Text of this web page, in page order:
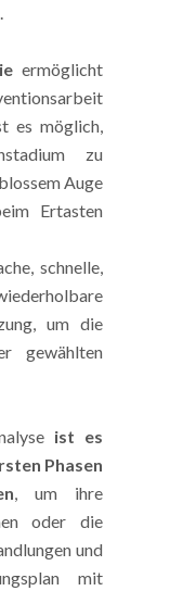
ermöglicht
es möglich,
zu
Auge
Ertasten
schnelle,
um die
gewählten
ist es
Phasen
, um ihre
oder die
und
mit